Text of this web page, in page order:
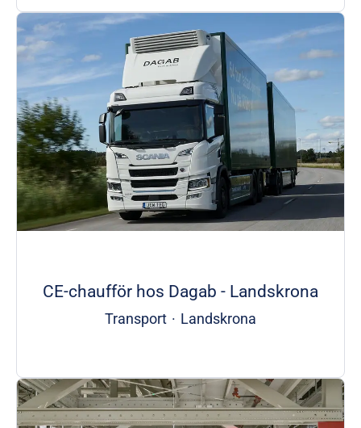
CE-chaufför hos Dagab - Landskrona
Transport · Landskrona